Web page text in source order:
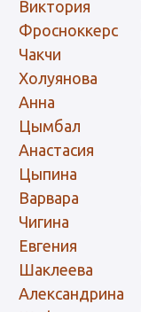
Виктория
Фросноккерс
Чакчи
Холуянова
Анна
Цымбал
Анастасия
Цыпина
Варвара
Чигина
Евгения
Шаклеева
Александрина